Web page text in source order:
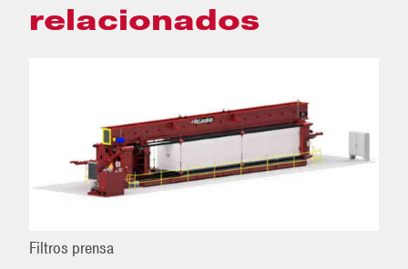
relacionados
Filtros prensa